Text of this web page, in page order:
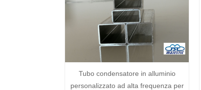
Tubo condensatore in alluminio
personalizzato ad alta frequenza per